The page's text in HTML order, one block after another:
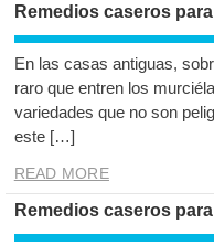
Remedios caseros
En las casas antiguas,
raro que entren los
variedades que no son
este […]
READ MORE
Remedios caseros